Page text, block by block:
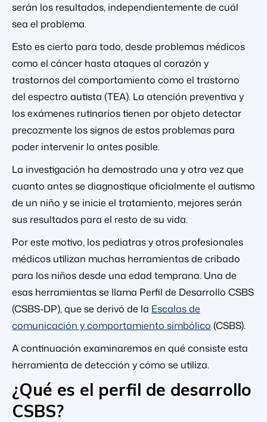
serán los resultados, independientemente de cuál
sea el problema.
Esto es cierto para todo, desde problemas médicos
como el cáncer hasta ataques al corazón y
trastornos del comportamiento como el trastorno
del espectro autista (TEA). La atención preventiva y
los exámenes rutinarios tienen por objeto detectar
precozmente los signos de estos problemas para
poder intervenir lo antes posible.
La investigación ha demostrado una y otra vez que
cuanto antes se diagnostique oficialmente el autismo
de un niño y se inicie el tratamiento, mejores serán
sus resultados para el resto de su vida.
Por este motivo, los pediatras y otros profesionales
médicos utilizan muchas herramientas de cribado
para los niños desde una edad temprana. Una de
esas herramientas se llama Perfil de Desarrollo CSBS
(CSBS-DP), que se derivó de la Escalas de
comunicación y comportamiento simbólico (CSBS).
A continuación examinaremos en qué consiste esta
herramienta de detección y cómo se utiliza.
¿Qué es el perfil de desarrollo
CSBS?